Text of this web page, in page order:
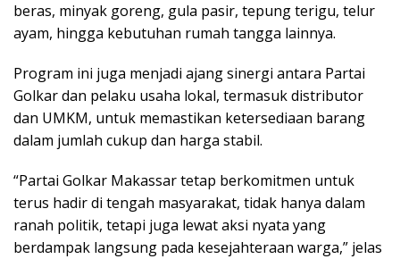
beras, minyak goreng, gula pasir, tepung terigu, telur
ayam, hingga kebutuhan rumah tangga lainnya.
Program ini juga menjadi ajang sinergi antara Partai
Golkar dan pelaku usaha lokal, termasuk distributor
dan UMKM, untuk memastikan ketersediaan barang
dalam jumlah cukup dan harga stabil.
“Partai Golkar Makassar tetap berkomitmen untuk
terus hadir di tengah masyarakat, tidak hanya dalam
ranah politik, tetapi juga lewat aksi nyata yang
berdampak langsung pada kesejahteraan warga,” jelas